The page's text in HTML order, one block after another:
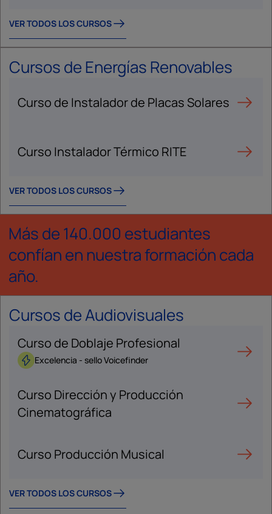
VER TODOS LOS CURSOS
Cursos de Energías Renovables
Curso de Instalador de Placas Solares
Curso Instalador Térmico RITE
VER TODOS LOS CURSOS
Más de 140.000 estudiantes
confían en nuestra formación cada
año.
Cursos de Audiovisuales
Curso de Doblaje Profesional
Excelencia - sello Voicefinder
Curso Dirección y Producción
Cinematográfica
Curso Producción Musical
VER TODOS LOS CURSOS